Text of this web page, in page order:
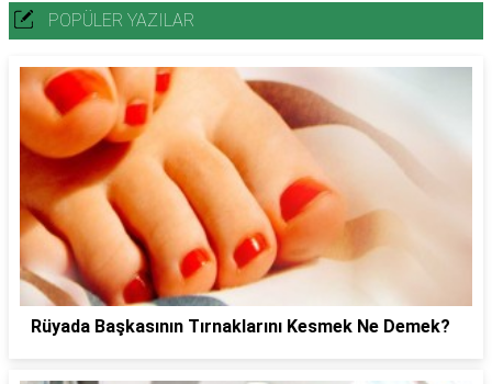
POPÜLER YAZILAR
Rüyada Başkasının Tırnaklarını Kesmek Ne Demek?